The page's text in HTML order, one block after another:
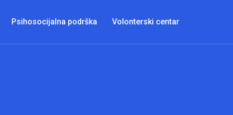
Psihosocijalna podrška Volonterski centar